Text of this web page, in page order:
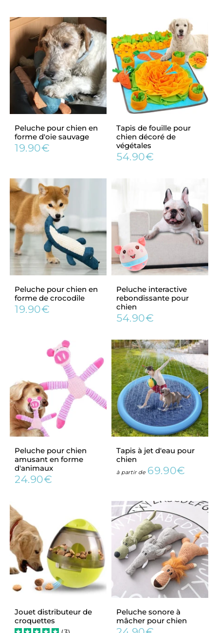
Peluche pour chien en
forme d'oie sauvage
Prix
19.90€
Tapis de fouille pour
chien décoré de
végétales
Prix
54.90€
Peluche pour chien en
forme de crocodile
Prix
19.90€
Peluche interactive
rebondissante pour
chien
Prix
54.90€
Peluche pour chien
amusant en forme
d'animaux
Prix
24.90€
Tapis à jet d'eau pour
chien
à partir de Prix
69.90€
Jouet distributeur de
croquettes
Peluche sonore à
mâcher pour chien